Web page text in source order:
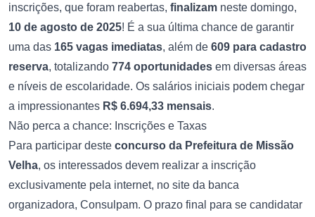
inscrições, que foram reabertas, finalizam neste domingo,
10 de agosto de 2025! É a sua última chance de garantir
uma das 165 vagas imediatas, além de 609 para cadastro
reserva, totalizando 774 oportunidades em diversas áreas
e níveis de escolaridade. Os salários iniciais podem chegar
a impressionantes R$ 6.694,33 mensais.
Não perca a chance: Inscrições e Taxas
Para participar deste concurso da Prefeitura de Missão
Velha, os interessados devem realizar a inscrição
exclusivamente pela internet, no site da banca
organizadora, Consulpam. O prazo final para se candidatar